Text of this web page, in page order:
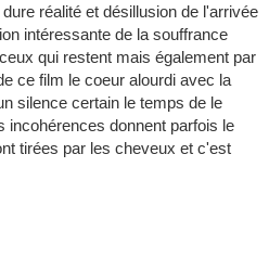
réalité et désillusion de l'arrivée
intéressante de la souffrance
qui restent mais également par
ce film le coeur alourdi avec la
silence certain le temps de le
incohérences donnent parfois le
tirées par les cheveux et c'est